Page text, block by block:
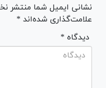
نشانی ایمیل شما منتشر
علامت‌گذاری شده‌اند *
* دیدگاه